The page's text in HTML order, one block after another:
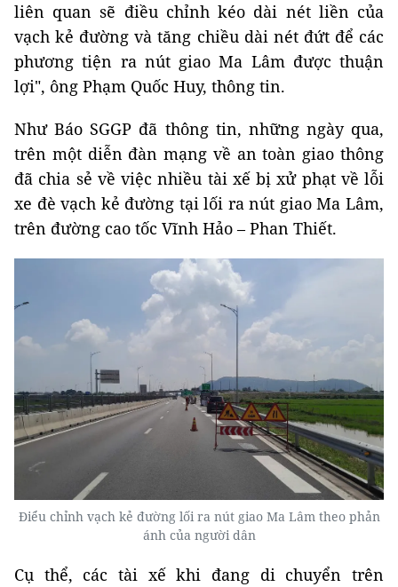
liên quan sẽ điều chỉnh kéo dài nét liền của
vạch kẻ đường và tăng chiều dài nét đứt để các
phương tiện ra nút giao Ma Lâm được thuận
lợi", ông Phạm Quốc Huy, thông tin.
Như Báo SGGP đã thông tin, những ngày qua,
trên một diễn đàn mạng về an toàn giao thông
đã chia sẻ về việc nhiều tài xế bị xử phạt về lỗi
xe đè vạch kẻ đường tại lối ra nút giao Ma Lâm,
trên đường cao tốc Vĩnh Hảo – Phan Thiết.
Điểu chỉnh vạch kẻ đường lối ra nút giao Ma Lâm theo phản
ánh của người dân
Cụ thể, các tài xế khi đang di chuyển trên